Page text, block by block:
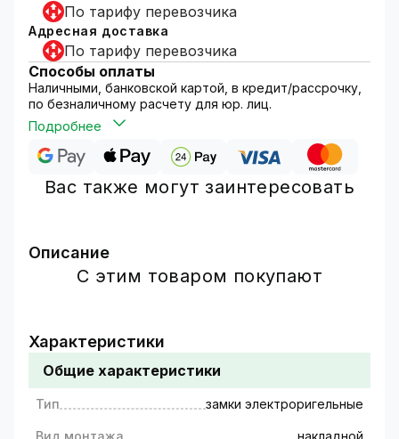
По тарифу перевозчика
Адресная доставка
По тарифу перевозчика
Способы оплаты
Наличными, банковской картой, в кредит/рассрочку,
по безналичному расчету для юр. лиц.
Подробнее
Вас также могут заинтересовать
Описание
Электромагнитный дверной замок использует
прикрепить металлическую пластину, а к
дверной раме прикрепить магнит. При подаче
питания создается магнитное поле,
заставляющее пластину притягиваться к
магниту. Для открытия замка необходимо
прекратить подачу питания на замок.
С этим товаром покупают
Характеристики
Общие характеристики
Тип замки электроригельные
Вид монтажа накладной